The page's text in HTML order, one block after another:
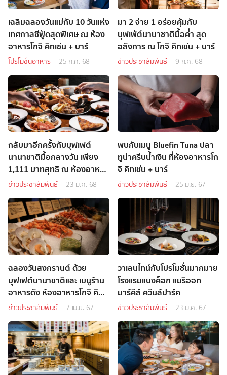
เฉลิมฉลองวันแม่กับ 10 วันแห่ง
เทศกาลซีฟู้ดสุดพิเศษ ณ ห้อง
อาหารโกจิ คิทเช่น + บาร์
โปรโมชั่นอาหาร 25 ก.ค. 68
มา 2 จ่าย 1 อร่อยคุ้มกับ
บุฟเฟ่ต์นานาชาติมื้อค่ำ สุด
อลังการ ณ โกจิ คิทเช่น + บาร์
ข่าวประชาสัมพันธ์ 9 ก.ค. 68
กลับมาอีกครั้งกับบุฟเฟต์
นานาชาติมื้อกลางวัน เพียง
1,111 บาทสุทธิ ณ ห้องอาหาร
โกจิ คิทเช่น + บาร์
ข่าวประชาสัมพันธ์ 23 ม.ค. 68
พบกับเมนู Bluefin Tuna ปลา
ทูน่าครีบน้ำเงิน ที่ห้องอาหารโก
จิ คิทเช่น + บาร์
ข่าวประชาสัมพันธ์ 25 มิ.ย. 67
ฉลองวันสงกรานต์ ด้วย
บุฟเฟต์นานาชาติและ เมนูร้าน
อาหารดัง ห้องอาหารโกจิ คิท
เช่น + บาร์
ข่าวประชาสัมพันธ์ 7 เม.ย. 67
วาเลนไทน์กับโปรโมชั่นมากมาย
โรงแรมแบงค็อก แมริออท
มาร์คีส์ ควีนส์ปาร์ค
ข่าวประชาสัมพันธ์ 23 ม.ค. 67